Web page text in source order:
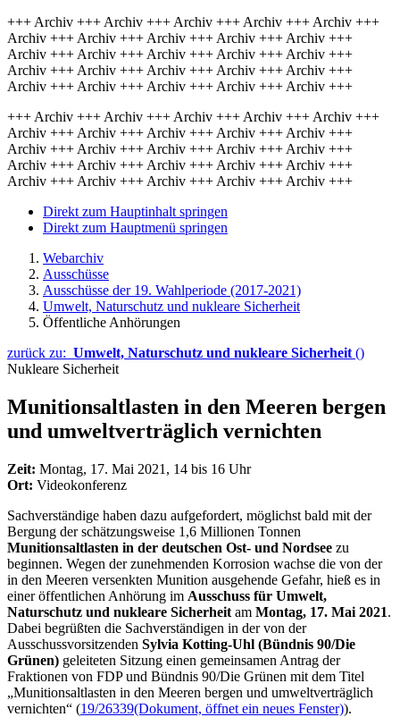
+++ Archiv +++ Archiv +++ Archiv +++ Archiv +++ Archiv +++
Archiv +++ Archiv +++ Archiv +++ Archiv +++ Archiv +++
Archiv +++ Archiv +++ Archiv +++ Archiv +++ Archiv +++
Archiv +++ Archiv +++ Archiv +++ Archiv +++ Archiv +++
Archiv +++ Archiv +++ Archiv +++ Archiv +++ Archiv +++
+++ Archiv +++ Archiv +++ Archiv +++ Archiv +++ Archiv +++
Archiv +++ Archiv +++ Archiv +++ Archiv +++ Archiv +++
Archiv +++ Archiv +++ Archiv +++ Archiv +++ Archiv +++
Archiv +++ Archiv +++ Archiv +++ Archiv +++ Archiv +++
Archiv +++ Archiv +++ Archiv +++ Archiv +++ Archiv +++
Direkt zum Hauptinhalt springen
Direkt zum Hauptmenü springen
Webarchiv
Ausschüsse
Ausschüsse der 19. Wahlperiode (2017-2021)
Umwelt, Naturschutz und nukleare Sicherheit
Öffentliche Anhörungen
zurück zu: Umwelt, Naturschutz und nukleare Sicherheit ()
Nukleare Sicherheit
Munitionsaltlasten in den Meeren bergen
und umweltverträglich vernichten
Zeit: Montag, 17. Mai 2021, 14 bis 16 Uhr
Ort: Videokonferenz
Sachverständige haben dazu aufgefordert, möglichst bald mit der
Bergung der schätzungsweise 1,6 Millionen Tonnen
Munitionsaltlasten in der deutschen Ost- und Nordsee zu
beginnen. Wegen der zunehmenden Korrosion wachse die von der
in den Meeren versenkten Munition ausgehende Gefahr, hieß es in
einer öffentlichen Anhörung im Ausschuss für Umwelt,
Naturschutz und nukleare Sicherheit am Montag, 17. Mai 2021.
Dabei begrüßten die Sachverständigen in der von der
Ausschussvorsitzenden Sylvia Kotting-Uhl (Bündnis 90/Die
Grünen) geleiteten Sitzung einen gemeinsamen Antrag der
Fraktionen von FDP und Bündnis 90/Die Grünen mit dem Titel
„Munitionsaltlasten in den Meeren bergen und umweltverträglich
vernichten“ (19/26339(Dokument, öffnet ein neues Fenster)).